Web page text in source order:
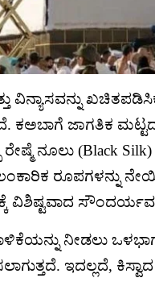
ಜಾಗತಿಕ
ರೇಷ್ಮೆ ನೂಲು (Black
ರೂಪಗಳನ್ನು
ವಿಶಿಷ್ಟವಾದ
ನೀಡಲು
ಇದಲ್ಲದೆ,